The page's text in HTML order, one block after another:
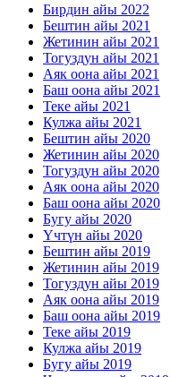
Бирдин айы 2022
Бештин айы 2021
Жетинин айы 2021
Тогуздун айы 2021
Аяк оона айы 2021
Баш оона айы 2021
Теке айы 2021
Кулжа айы 2021
Бештин айы 2020
Жетинин айы 2020
Тогуздун айы 2020
Аяк оона айы 2020
Баш оона айы 2020
Бугу айы 2020
Үчтүн айы 2020
Бештин айы 2019
Жетинин айы 2019
Тогуздун айы 2019
Аяк оона айы 2019
Баш оона айы 2019
Теке айы 2019
Кулжа айы 2019
Бугу айы 2019